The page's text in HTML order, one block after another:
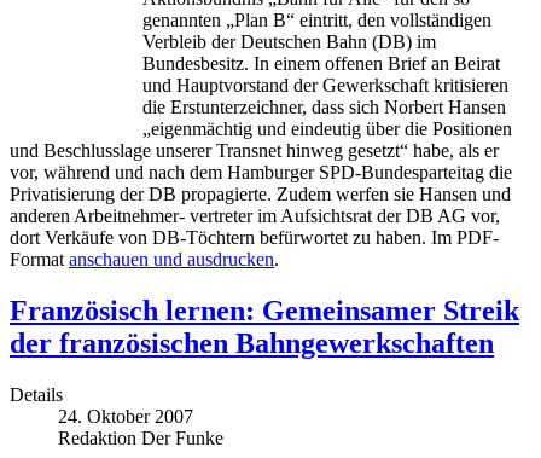
genannten „Plan B“ eintritt, den vollständigen
Verbleib der Deutschen Bahn (DB) im
Bundesbesitz. In einem offenen Brief an Beirat
und Hauptvorstand der Gewerkschaft kritisieren
die Erstunterzeichner, dass sich Norbert Hansen
„eigenmächtig und eindeutig über die Positionen
und Beschlusslage unserer Transnet hinweg gesetzt“ habe, als er
vor, während und nach dem Hamburger SPD-Bundesparteitag die
Privatisierung der DB propagierte. Zudem werfen sie Hansen und
anderen Arbeitnehmer- vertreter im Aufsichtsrat der DB AG vor,
dort Verkäufe von DB-Töchtern befürwortet zu haben. Im PDF-
Format anschauen und ausdrucken.
Französisch lernen: Gemeinsamer Streik
der französischen Bahngewerkschaften
Details
24. Oktober 2007
Redaktion Der Funke